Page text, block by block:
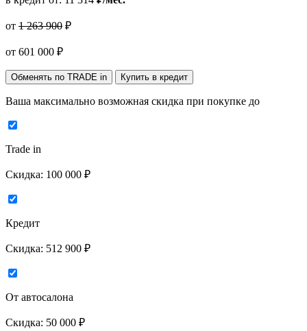
от 1 263 900 ₽
от 601 000 ₽
Обменять по TRADE in Купить в кредит
Ваша максимально возможная скидка при покупке до
Trade in
Скидка: 100 000 ₽
Кредит
Скидка: 512 900 ₽
От автосалона
Скидка: 50 000 ₽